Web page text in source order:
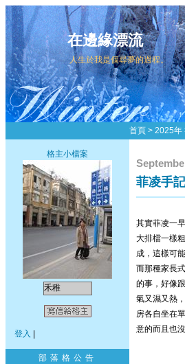
在邊緣漂流
人生於我是個尋夢的過程。
首頁 > 2025年
格主小檔案
禾稚
登入
部落格公告
菲凌手記
其實菲凌一
大排檔一樣
成，這樣可
而那種家長
的事，好像
氣又濕又熱
房各自坐在
意的而且也